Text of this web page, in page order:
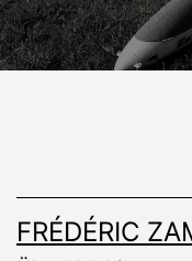
Zum
Inhalt
FRÉDÉRIC